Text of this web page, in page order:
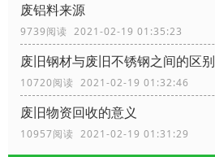
废铝料来源
9739阅读 2021-02-19 01:35:23
废旧钢材与废旧不锈钢之间的区别
10720阅读 2021-02-19 01:32:46
废旧物资回收的意义
10957阅读 2021-02-19 01:31:29